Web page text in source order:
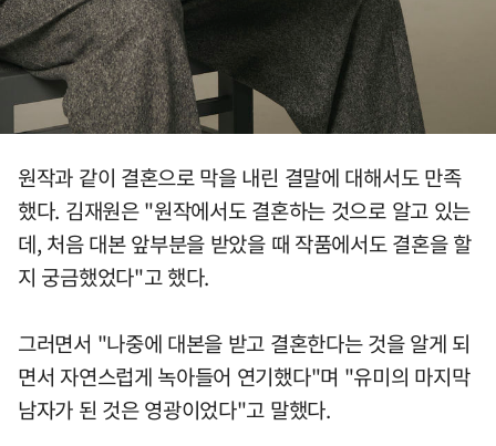
원작과 같이 결혼으로 막을 내린 결말에 대해서도 만족
했다. 김재원은 "원작에서도 결혼하는 것으로 알고 있는
데, 처음 대본 앞부분을 받았을 때 작품에서도 결혼을 할
지 궁금했었다"고 했다.
그러면서 "나중에 대본을 받고 결혼한다는 것을 알게 되
면서 자연스럽게 녹아들어 연기했다"며 "유미의 마지막
남자가 된 것은 영광이었다"고 말했다.